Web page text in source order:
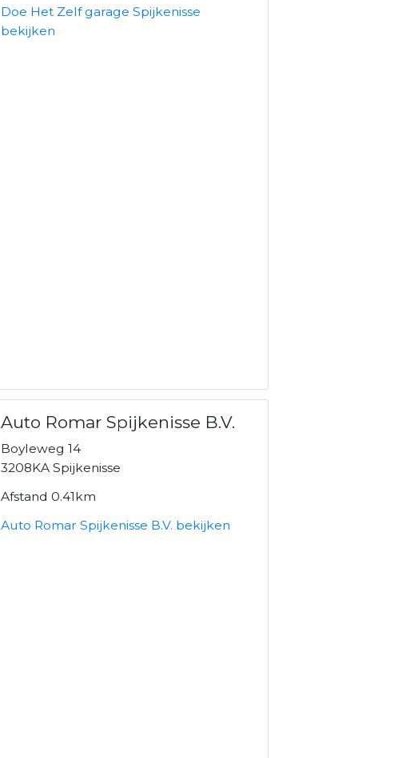
Doe Het Zelf garage Spijkenisse
bekijken
Auto Romar Spijkenisse B.V.
Boyleweg 14
3208KA Spijkenisse
Afstand 0.41km
Auto Romar Spijkenisse B.V. bekijken